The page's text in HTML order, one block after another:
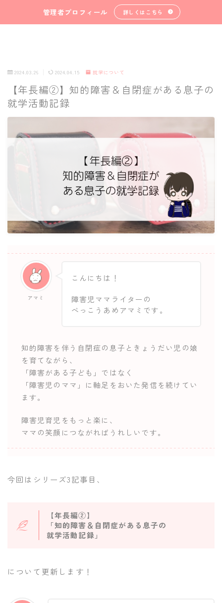
管理者プロフィール 詳しくはこちら
2024.03.26 2024.04.15 就学について
【年長編②】知的障害＆自閉症がある息子の
就学活動記録
アマミ
こんにちは！
障害児ママライターの
べっこうあめアマミです。
知的障害を伴う自閉症の息子ときょうだい児の娘
を育てながら、
「障害がある子ども」ではなく
「障害児のママ」に軸足をおいた発信を続けてい
ます。
障害児育児をもっと楽に、
ママの笑顔につながればうれしいです。
今回はシリーズ3記事目、
【年長編②】
「知的障害＆自閉症がある息子の
就学活動記録」
について更新します！